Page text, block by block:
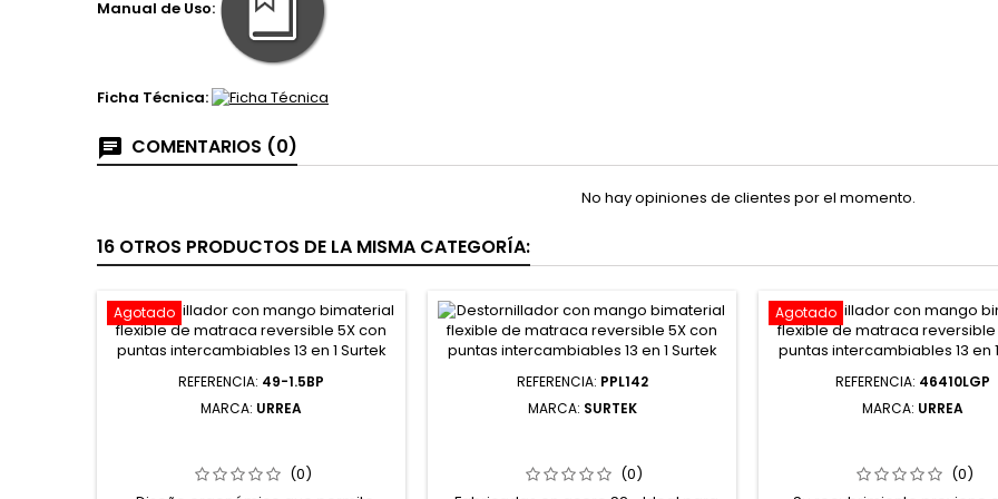
Manual de Uso:
Ficha Técnica:
COMENTARIOS (0)
No hay opiniones de clientes por el momento.
16 OTROS PRODUCTOS DE LA MISMA CATEGORÍA:
Agotado
REFERENCIA: 49-1.5BP
MARCA: URREA
URREA
(0)
REFERENCIA: PPL142
MARCA: SURTEK
PIEZAS SURTEK
(0)
Agotado
REFERENCIA: 46410LGP
MARCA: URREA
PULGADAS 5/32" URREA
(0)